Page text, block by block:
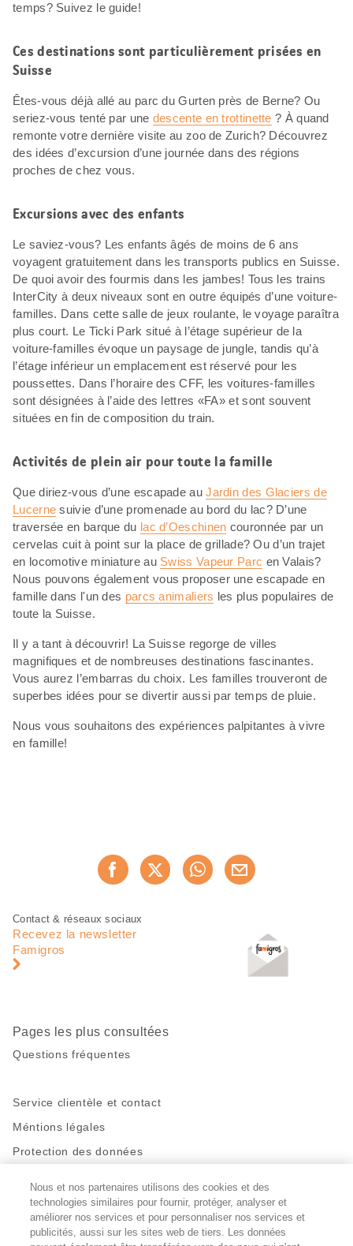
temps? Suivez le guide!
Ces destinations sont particulièrement prisées en
Suisse
Êtes-vous déjà allé au parc du Gurten près de Berne? Ou
seriez-vous tenté par une descente en trottinette ? À quand
remonte votre dernière visite au zoo de Zurich? Découvrez
des idées d’excursion d’une journée dans des régions
proches de chez vous.
Excursions avec des enfants
Le saviez-vous? Les enfants âgés de moins de 6 ans
voyagent gratuitement dans les transports publics en Suisse.
De quoi avoir des fourmis dans les jambes! Tous les trains
InterCity à deux niveaux sont en outre équipés d’une voiture-
familles. Dans cette salle de jeux roulante, le voyage paraîtra
plus court. Le Ticki Park situé à l’étage supérieur de la
voiture-familles évoque un paysage de jungle, tandis qu’à
l’étage inférieur un emplacement est réservé pour les
poussettes. Dans l’horaire des CFF, les voitures-familles
sont désignées à l’aide des lettres «FA» et sont souvent
situées en fin de composition du train.
Activités de plein air pour toute la famille
Que diriez-vous d’une escapade auJardin des Glaciers de
Lucerne suivie d’une promenade au bord du lac? D’une
traversée en barque du lac d’Oeschinen couronnée par un
cervelas cuit à point sur la place de grillade? Ou d’un trajet
en locomotive miniature au Swiss Vapeur Parc en Valais?
Nous pouvons également vous proposer une escapade en
famille dans l'un des parcs animaliers les plus populaires de
toute la Suisse.
Il y a tant à découvrir! La Suisse regorge de villes
magnifiques et de nombreuses destinations fascinantes.
Vous aurez l’embarras du choix. Les familles trouveront de
superbes idées pour se divertir aussi par temps de pluie.
Nous vous souhaitons des expériences palpitantes à vivre
en famille!
Recommander maintenant
Pied
page
Navigation
pied
Contact & réseaux sociaux
Recevez la newsletter
Famigros
Pages les plus consultées
Questions fréquentes
Service clientèle et contact
Méntions légales
Protection des données
Restez en contact!
Facebook
http://twitter.com/migros
https://www.youtube.com/user/
PinterestInstagram
Nous et nos partenaires utilisons des cookies et des
technologies similaires pour fournir, protéger, analyser et
améliorer nos services et pour personnaliser nos services et
publicités, aussi sur les sites web de tiers. Les données